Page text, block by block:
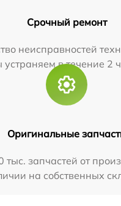
Срочный ремонт
неисправностей
устраняем в течение 2
Оригинальные
тыс. запчастей от
на собственных